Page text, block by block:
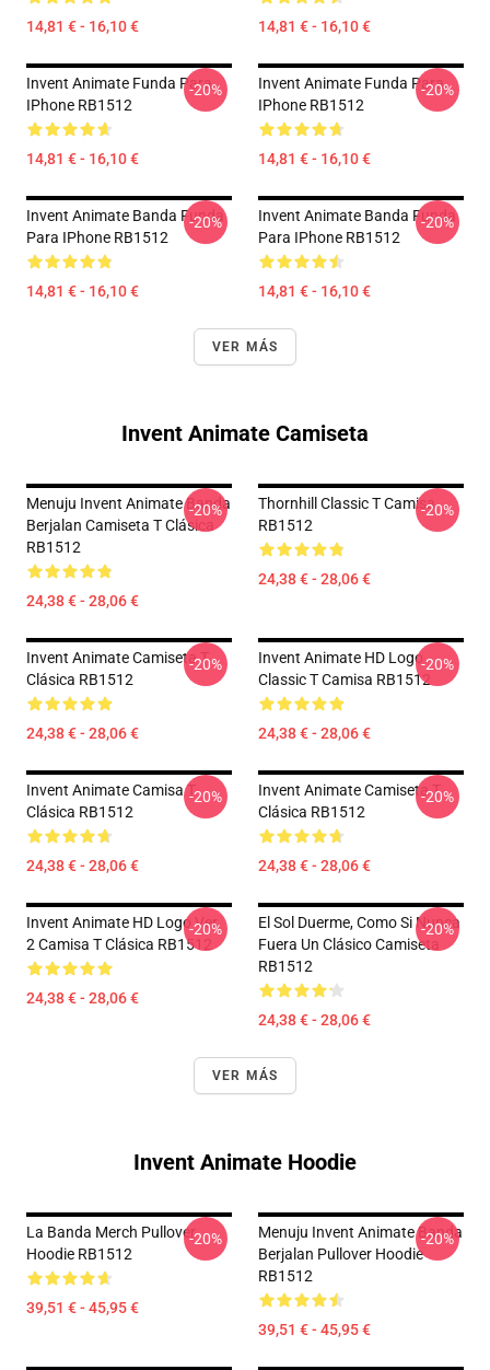
14,81 € - 16,10 € 14,81 € - 16,10 €
Invent Animate Funda Para
IPhone RB1512
14,81 € - 16,10 €
-20%
Invent Animate Funda Para
IPhone RB1512
14,81 € - 16,10 €
-20%
Invent Animate Banda Funda
Para IPhone RB1512
14,81 € - 16,10 €
-20%
Invent Animate Banda Funda
Para IPhone RB1512
14,81 € - 16,10 €
-20%
VER MÁS
Invent Animate Camiseta
Menuju Invent Animate Banda
Berjalan Camiseta T Clásica
RB1512
24,38 € - 28,06 €
-20%
Thornhill Classic T Camisa
RB1512
24,38 € - 28,06 €
-20%
Invent Animate Camiseta T
Clásica RB1512
24,38 € - 28,06 €
-20%
Invent Animate HD Logo
Classic T Camisa RB1512
24,38 € - 28,06 €
-20%
Invent Animate Camisa T
Clásica RB1512
24,38 € - 28,06 €
-20%
Invent Animate Camiseta T
Clásica RB1512
24,38 € - 28,06 €
-20%
Invent Animate HD Logo Ver.
2 Camisa T Clásica RB1512
24,38 € - 28,06 €
-20%
El Sol Duerme, Como Si Nunca
Fuera Un Clásico Camiseta
RB1512
24,38 € - 28,06 €
-20%
VER MÁS
Invent Animate Hoodie
La Banda Merch Pullover
Hoodie RB1512
39,51 € - 45,95 €
-20%
Menuju Invent Animate Banda
Berjalan Pullover Hoodie
RB1512
39,51 € - 45,95 €
-20%